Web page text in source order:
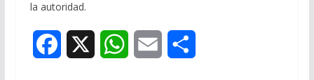
la autoridad.
W